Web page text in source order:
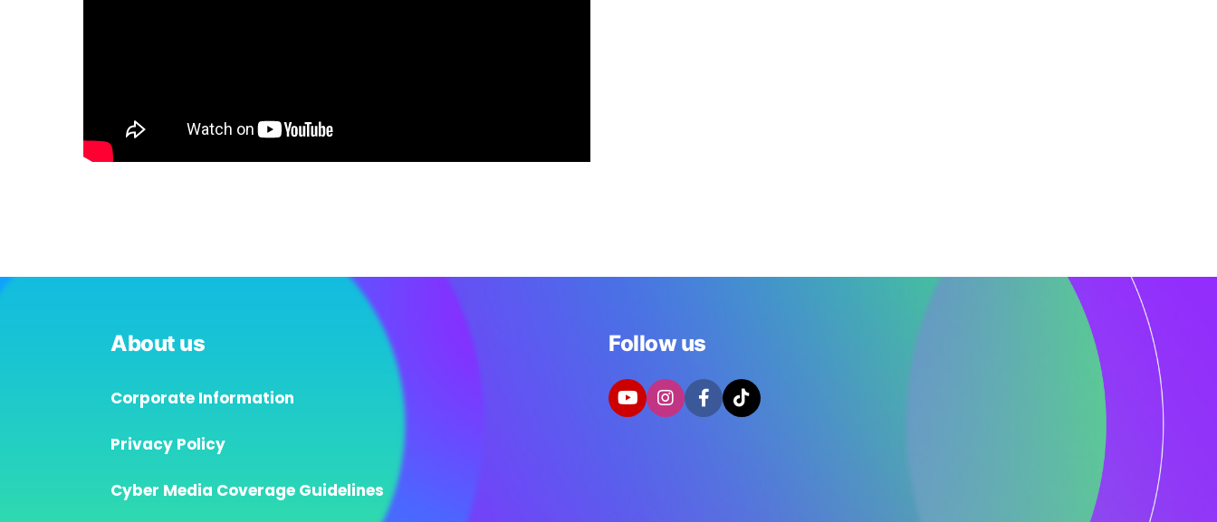
About us
Corporate Information
Privacy Policy
Cyber Media Coverage Guidelines
Follow us